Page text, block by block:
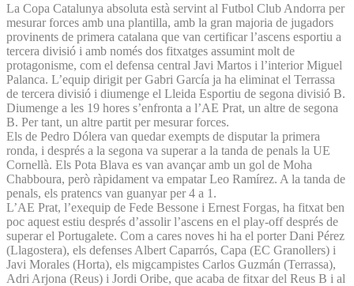
La Copa Catalunya absoluta està servint al Futbol Club Andorra per
mesurar forces amb una plantilla, amb la gran majoria de jugadors
provinents de primera catalana que van certificar l’ascens esportiu a
tercera divisió i amb només dos fitxatges assumint molt de
protagonisme, com el defensa central Javi Martos i l’interior Miguel
Palanca. L’equip dirigit per Gabri García ja ha eliminat el Terrassa
de tercera divisió i diumenge el Lleida Esportiu de segona divisió B.
Diumenge a les 19 hores s’enfronta a l’AE Prat, un altre de segona
B. Per tant, un altre partit per mesurar forces.
Els de Pedro Dólera van quedar exempts de disputar la primera
ronda, i després a la segona va superar a la tanda de penals la UE
Cornellà. Els Pota Blava es van avançar amb un gol de Moha
Chabboura, però ràpidament va empatar Leo Ramírez. A la tanda de
penals, els pratencs van guanyar per 4 a 1.
L’AE Prat, l’exequip de Fede Bessone i Ernest Forgas, ha fitxat ben
poc aquest estiu després d’assolir l’ascens en el play-off després de
superar el Portugalete. Com a cares noves hi ha el porter Dani Pérez
(Llagostera), els defenses Albert Caparrós, Capa (EC Granollers) i
Javi Morales (Horta), els migcampistes Carlos Guzmán (Terrassa),
Adri Arjona (Reus) i Jordi Oribe, que acaba de fitxar del Reus B i al